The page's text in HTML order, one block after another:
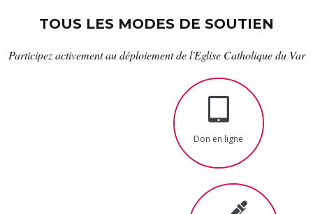
TOUS LES MODES DE SOUTIEN
Participez activement au déploiement de l'Eglise Catholique du Var
Don en ligne